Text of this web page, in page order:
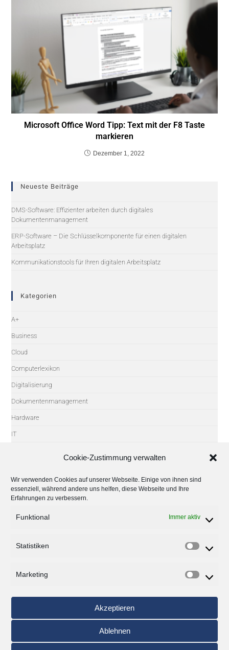
Cookie-Zustimmung verwalten
Wir verwenden Cookies auf unserer Webseite. Einige von ihnen sind
essenziell, während andere uns helfen, diese Webseite und Ihre
Erfahrungen zu verbessern.
Funktional Immer aktiv
Statistiken
Marketing
Akzeptieren
Ablehnen
Microsoft Office Word Tipp: Text mit der F8 Taste
markieren
Dezember 1, 2022
Neueste Beiträge
DMS-Software: Effizienter arbeiten durch digitales
Dokumentenmanagement
ERP-Software – Die Schlüsselkomponente für einen digitalen
Arbeitsplatz
Kommunikationstools für Ihren digitalen Arbeitsplatz
Kategorien
A+
Business
Cloud
Computerlexikon
Digitalisierung
Dokumentenmanagement
Hardware
IT
Partner
Software
Tipps
Uncategorized